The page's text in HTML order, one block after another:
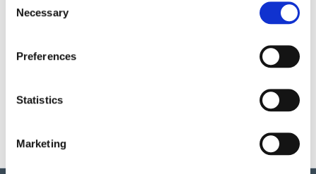
Selection
Necessary
Preferences
Statistics
Marketing
Garantivillkor
på hemsidan.
DWG, produktblad, teknisk information, bilder etc.